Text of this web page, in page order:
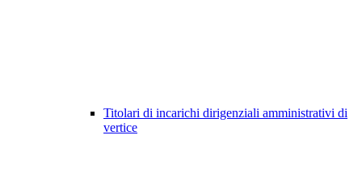
Titolari di incarichi dirigenziali amministrativi di
vertice